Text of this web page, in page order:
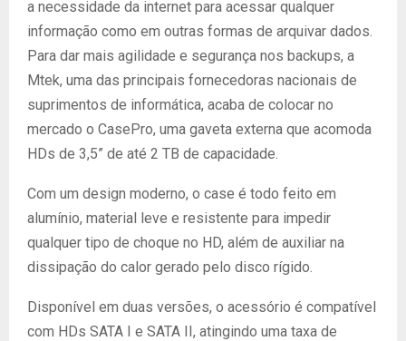
a necessidade da internet para acessar qualquer
informação como em outras formas de arquivar dados.
Para dar mais agilidade e segurança nos backups, a
Mtek, uma das principais fornecedoras nacionais de
suprimentos de informática, acaba de colocar no
mercado o CasePro, uma gaveta externa que acomoda
HDs de 3,5” de até 2 TB de capacidade.
Com um design moderno, o case é todo feito em
alumínio, material leve e resistente para impedir
qualquer tipo de choque no HD, além de auxiliar na
dissipação do calor gerado pelo disco rígido.
Disponível em duas versões, o acessório é compatível
com HDs SATA I e SATA II, atingindo uma taxa de